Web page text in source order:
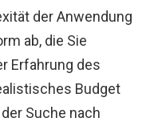
der Anwendung
ab, die Sie
Erfahrung des
Budget
Suche nach